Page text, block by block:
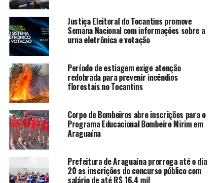
Justiça Eleitoral do Tocantins promove
Semana Nacional com informações sobre a
urna eletrônica e votação
Período de estiagem exige atenção
redobrada para prevenir incêndios
florestais no Tocantins
Corpo de Bombeiros abre inscrições para o
Programa Educacional Bombeiro Mirim em
Araguaína
Prefeitura de Araguaína prorroga até o dia
20 as inscrições do concurso público com
salário de até R$ 16,4 mil